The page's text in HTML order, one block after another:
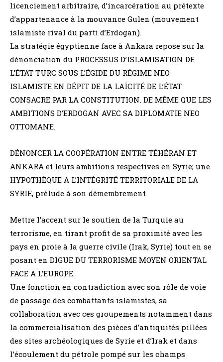
licenciement arbitraire, d’incarcération au prétexte
d’appartenance à la mouvance Gulen (mouvement
islamiste rival du parti d’Erdogan).
La stratégie égyptienne face à Ankara repose sur la
dénonciation du PROCESSUS D’ISLAMISATION DE
L’ÉTAT TURC SOUS L’ÉGIDE DU RÉGIME NEO
ISLAMISTE EN DÉPIT DE LA LAÏCITÉ DE L’ÉTAT
CONSACRE PAR LA CONSTITUTION. DE MÊME QUE LES
AMBITIONS D’ERDOGAN AVEC SA DIPLOMATIE NEO
OTTOMANE.
DÉNONCER LA COOPÉRATION ENTRE TÉHÉRAN ET
ANKARA et leurs ambitions respectives en Syrie; une
HYPOTHÈQUE A L’INTÉGRITÉ TERRITORIALE DE LA
SYRIE, prélude à son démembrement.
Mettre l’accent sur le soutien de la Turquie au
terrorisme, en tirant profit de sa proximité avec les
pays en proie à la guerre civile (Irak, Syrie) tout en se
posant en DIGUE DU TERRORISME MOYEN ORIENTAL
FACE A L’EUROPE.
Une fonction en contradiction avec son rôle de voie
de passage des combattants islamistes, sa
collaboration avec ces groupements notamment dans
la commercialisation des pièces d’antiquités pillées
des sites archéologiques de Syrie et d’Irak et dans
l’écoulement du pétrole pompé sur les champs